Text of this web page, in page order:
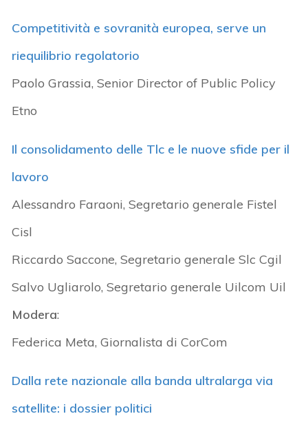
Competitività e sovranità europea, serve un
riequilibrio regolatorio
Paolo Grassia, Senior Director of Public Policy
Etno
Il consolidamento delle Tlc e le nuove sfide per il
lavoro
Alessandro Faraoni, Segretario generale Fistel
Cisl
Riccardo Saccone, Segretario generale Slc Cgil
Salvo Ugliarolo, Segretario generale Uilcom Uil
Modera:
Federica Meta, Giornalista di CorCom
Dalla rete nazionale alla banda ultralarga via
satellite: i dossier politici